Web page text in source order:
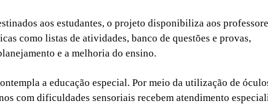
aos estudantes, o projeto disponibiliza aos
como listas de atividades, banco de questões e provas,
e a melhoria do ensino.
a educação especial. Por meio da utilização de
com dificuldades sensoriais recebem atendimento